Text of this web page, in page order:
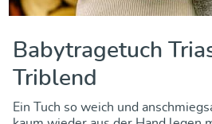
Babytragetuch
Triblend
Ein Tuch so weich und